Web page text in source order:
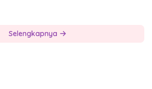
Selengkapnya